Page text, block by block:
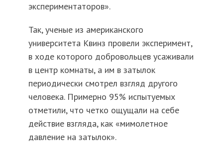
экспериментаторов».
Так, ученые из американского
университета Квинз провели эксперимент,
в ходе которого добровольцев усаживали
в центр комнаты, а им в затылок
периодически смотрел взгляд другого
человека. Примерно 95% испытуемых
отметили, что четко ощущали на себе
действие взгляда, как «мимолетное
давление на затылок».